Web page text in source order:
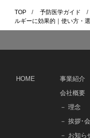
TOP / 予防医学ガイド /
ルギーに効果的｜使い方・
HOME
事業紹介
会社概要
－ 理念
－ 挨拶･
－ お知ら